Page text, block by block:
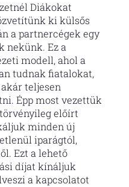
Diákokat
ki külsős
a partnercégek egy
nekünk. Ez a
modell, ahol a
tudnak fiatalokat,
teljesen
Épp most vezettük
előírt
minden új
iparágtól,
Ezt a lehető
díjat kínáljuk
a kapcsolatot